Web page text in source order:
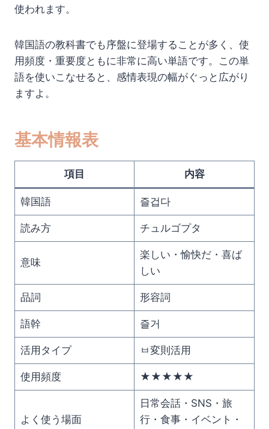
使われます。
韓国語の教科書でも序盤に登場することが多く、使
用頻度・重要度ともに非常に高い単語です。この単
語を使いこなせると、感情表現の幅がぐっと広がり
ますよ。
基本情報表
項目 内容
韓国語 즐겁다
読み方 チュルゴプタ
意味
楽しい・愉快だ・喜ば
しい
品詞 形容詞
語幹 즐거
活用タイプ ㅂ変則活用
使用頻度 ★★★★★
よく使う場面
日常会話・SNS・旅
行・食事・イベント・